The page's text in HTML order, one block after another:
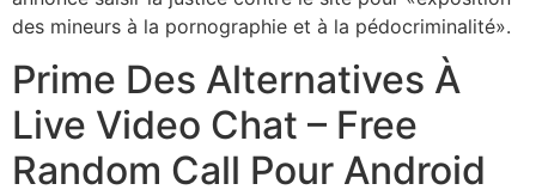
des mineurs à la pornographie et à la pédocriminalité».
Prime Des Alternatives À
Live Video Chat – Free
Random Call Pour Android